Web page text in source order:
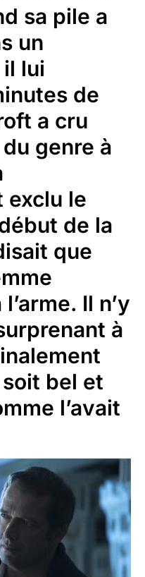
sa pile a
un
lui
de
a cru
du genre à
exclu le
de la
que
Il n’y
à
bel et
l’avait